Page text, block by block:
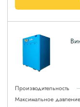
Производительность
Максимальное давление